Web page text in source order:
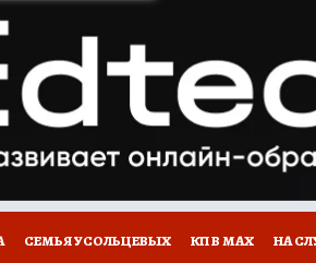
КОНКУРСЫ
СЕМЬЯ УСОЛЬЦЕВЫХ КП В МАХ НА